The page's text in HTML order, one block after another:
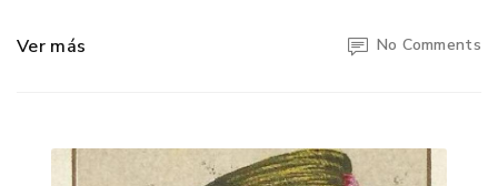
Ver más No Comments